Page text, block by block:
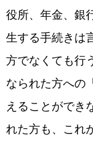
役所、年金、銀
生する手続きは
方でなくても行
なられた方への
えることができ
れた方も、これ